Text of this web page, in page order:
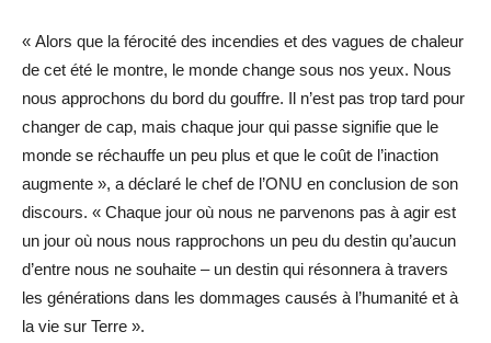
« Alors que la férocité des incendies et des vagues de chaleur
de cet été le montre, le monde change sous nos yeux. Nous
nous approchons du bord du gouffre. Il n’est pas trop tard pour
changer de cap, mais chaque jour qui passe signifie que le
monde se réchauffe un peu plus et que le coût de l’inaction
augmente », a déclaré le chef de l’ONU en conclusion de son
discours. « Chaque jour où nous ne parvenons pas à agir est
un jour où nous nous rapprochons un peu du destin qu’aucun
d’entre nous ne souhaite – un destin qui résonnera à travers
les générations dans les dommages causés à l’humanité et à
la vie sur Terre ».